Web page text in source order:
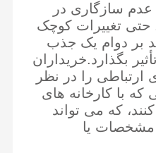
سازگاری در
تغییرات کوچک
بر دوام یک جذب
بگذارد.خریداران
را در نظر
با کارخانه های
که می تواند
مشخصات یا